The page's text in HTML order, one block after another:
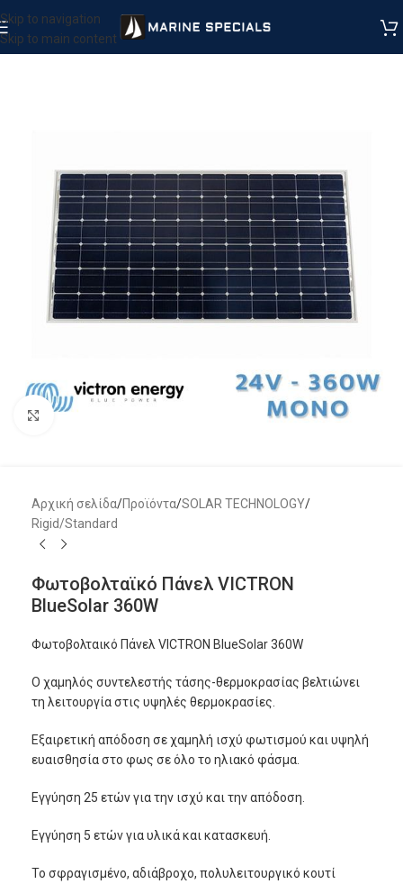
Skip to navigation
Skip to main content
Μεγέθυνση
Αρχική σελίδα/Προϊόντα/SOLAR TECHNOLOGY/
Rigid/Standard
Φωτοβολταϊκό Πάνελ VICTRON
BlueSolar 360W
Φωτοβολταικό Πάνελ VICTRON BlueSolar 360W
Ο χαμηλός συντελεστής τάσης-θερμοκρασίας βελτιώνει
τη λειτουργία στις υψηλές θερμοκρασίες.
Εξαιρετική απόδοση σε χαμηλή ισχύ φωτισμού και υψηλή
ευαισθησία στο φως σε όλο το ηλιακό φάσμα.
Εγγύηση 25 ετών για την ισχύ και την απόδοση.
Εγγύηση 5 ετών για υλικά και κατασκευή.
Το σφραγισμένο, αδιάβροχο, πολυλειτουργικό κουτί